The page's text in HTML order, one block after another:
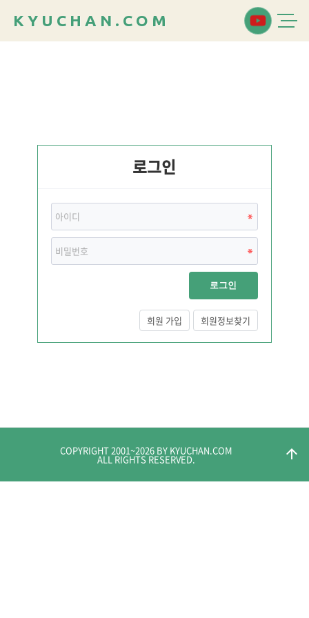
K Y U C H A N . C O M
로그인
로그인
회원 가입 회원정보찾기
arrow_upward
COPYRIGHT 2001~2026 BY KYUCHAN.COM
ALL RIGHTS RESERVED.